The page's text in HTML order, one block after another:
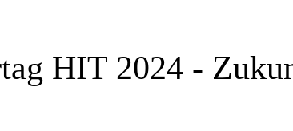
HIT 2024 -